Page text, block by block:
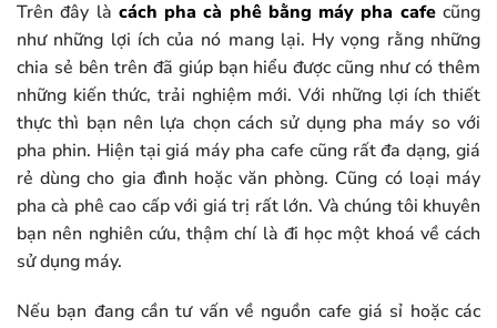
Trên đây là cách pha cà phê bằng máy pha cafecũng
như những lợi ích của nó mang lại. Hy vọng rằng những
chia sẻ bên trên đã giúp bạn hiểu được cũng như có thêm
những kiến thức, trải nghiệm mới. Với những lợi ích thiết
thực thì bạn nên lựa chọn cách sử dụng pha máy so với
pha phin. Hiện tại giá máy pha cafe cũng rất đa dạng, giá
rẻ dùng cho gia đình hoặc văn phòng. Cũng có loại máy
pha cà phê cao cấp với giá trị rất lớn. Và chúng tôi khuyên
bạn nên nghiên cứu, thậm chí là đi học một khoá về cách
sử dụng máy.
Nếu bạn đang cần tư vấn về nguồn cafe giá sỉ hoặc các